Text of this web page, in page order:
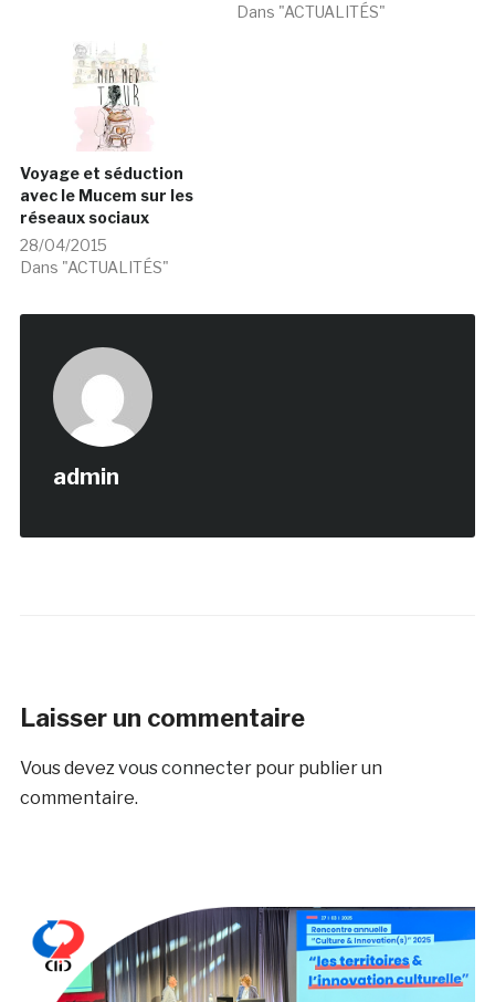
Dans "ACTUALITÉS"
Voyage et séduction
avec le Mucem sur les
réseaux sociaux
28/04/2015
Dans "ACTUALITÉS"
admin
Laisser un commentaire
Vous devezvous connecterpour publier un
commentaire.